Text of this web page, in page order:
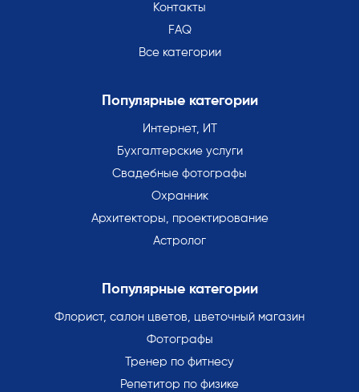
Контакты
FAQ
Все категории
Популярные категории
Интернет, ИТ
Бухгалтерские услуги
Свадебные фотографы
Охранник
Архитекторы, проектирование
Астролог
Популярные категории
Флорист, салон цветов, цветочный магазин
Фотографы
Тренер по фитнесу
Репетитор по физике